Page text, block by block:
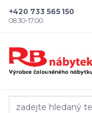
+420 733 565 150
08.30-17.00